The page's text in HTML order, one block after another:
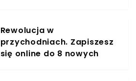
Rewolucja w
przychodniach. Zapiszesz
się online do 8 nowych